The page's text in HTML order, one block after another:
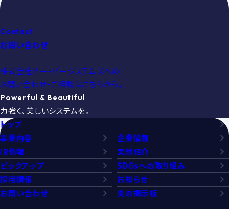
Contact
お問い合わせ
株式会社ピー・ビーシステムズへの
お問い合わせ・ご相談はこちらから。
Powerful & Beautiful
力強く、美しいシステムを。
トップ
事業内容
企業情報
IR情報
実績紹介
ピックアップ
SDGsへの取り組み
採用情報
お知らせ
お問い合わせ
炎の掲示板